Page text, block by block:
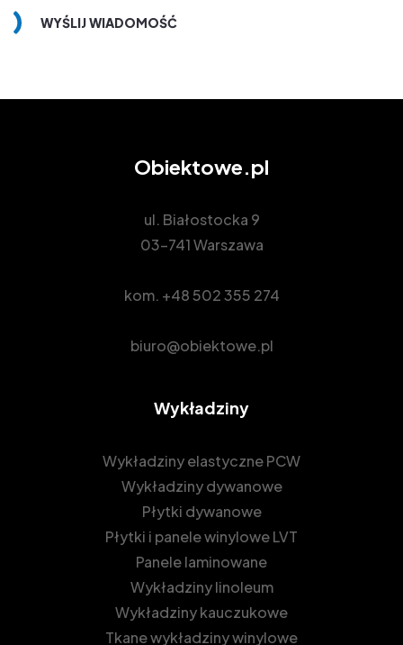
WYŚLIJ WIADOMOŚĆ
Obiektowe.pl
ul. Białostocka 9
03-741 Warszawa
kom. +48 502 355 274
biuro@obiektowe.pl
Wykładziny
Wykładziny elastyczne PCW
Wykładziny dywanowe
Płytki dywanowe
Płytki i panele winylowe LVT
Panele laminowane
Wykładziny linoleum
Wykładziny kauczukowe
Tkane wykładziny winylowe